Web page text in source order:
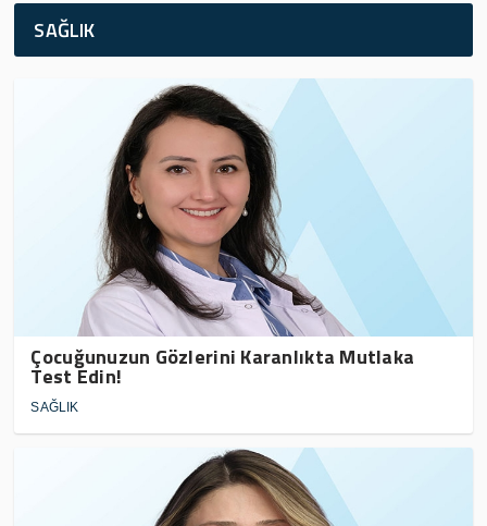
SAĞLIK
Çocuğunuzun Gözlerini Karanlıkta Mutlaka
Test Edin!
SAĞLIK